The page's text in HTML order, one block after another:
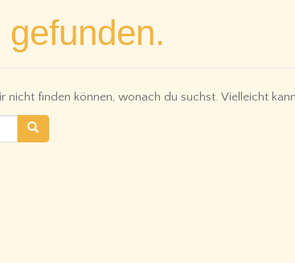
gefunden.
nicht finden können, wonach du suchst. Vielleicht